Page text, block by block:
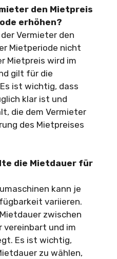
den Mietpreis
erhöhen?
Vermieter den
Mietperiode nicht
Mietpreis wird im
gilt für die
ist wichtig, dass
klar ist und
die dem Vermieter
des Mietpreises
die Mietdauer für
kann je
variieren.
zwischen
vereinbart und im
Es ist wichtig,
zu wählen,